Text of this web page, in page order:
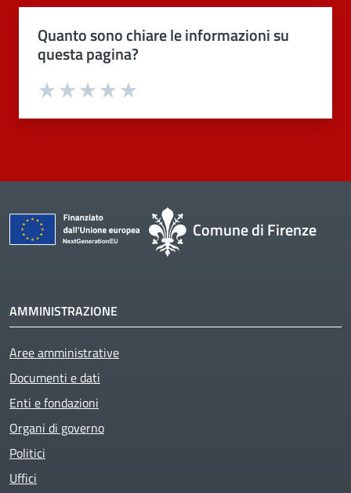
Quanto sono chiare le informazioni su
questa pagina?
Valuta 4 stelle su 5
Valuta 3 stelle su 5
Valuta 2 stelle su 5
Valuta 1 stelle su 5
Comune di Firenze
AMMINISTRAZIONE
Aree amministrative
Documenti e dati
Enti e fondazioni
Organi di governo
Politici
Uffici